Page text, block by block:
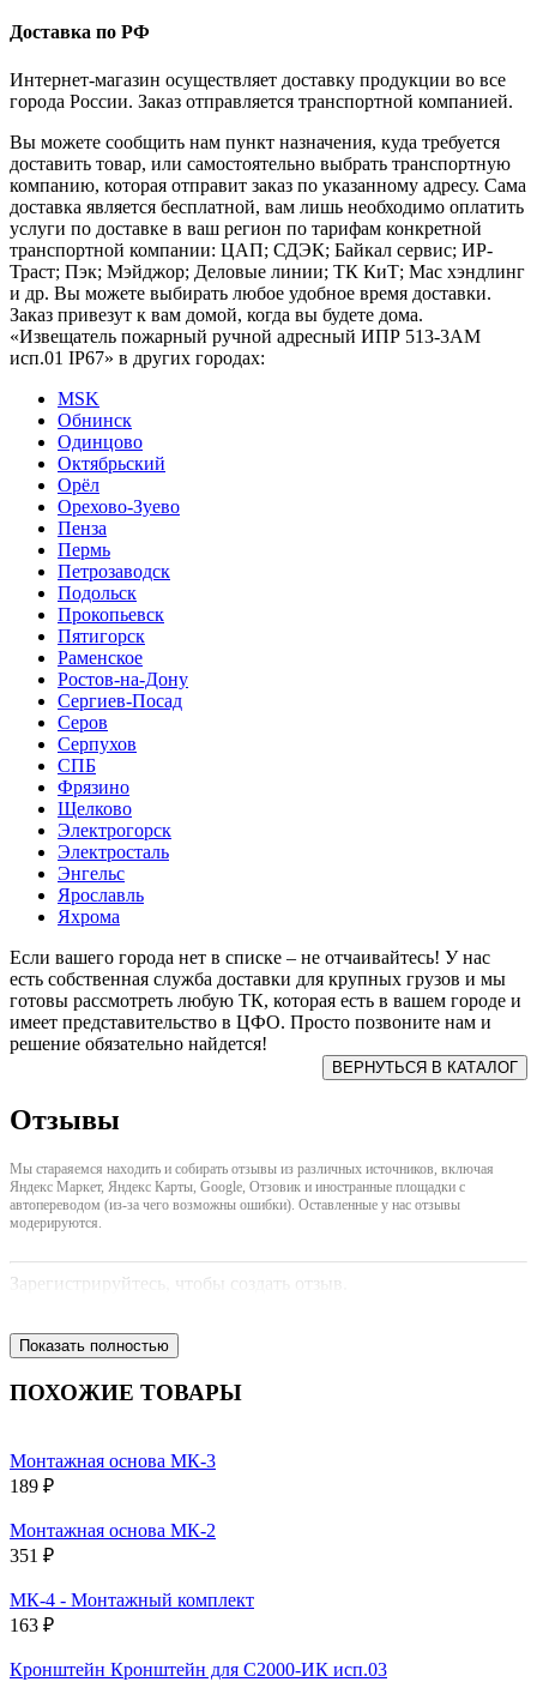
Доставка по РФ
Интернет-магазин осуществляет доставку продукции во все
города России. Заказ отправляется транспортной компанией.
Вы можете сообщить нам пункт назначения, куда требуется
доставить товар, или самостоятельно выбрать транспортную
компанию, которая отправит заказ по указанному адресу. Сама
доставка является бесплатной, вам лишь необходимо оплатить
услуги по доставке в ваш регион по тарифам конкретной
транспортной компании: ЦАП; СДЭК; Байкал сервис; ИР-
Траст; Пэк; Мэйджор; Деловые линии; ТК КиТ; Мас хэндлинг
и др. Вы можете выбирать любое удобное время доставки.
Заказ привезут к вам домой, когда вы будете дома.
«Извещатель пожарный ручной адресный ИПР 513-3АМ
исп.01 IP67» в других городах:
MSK
Обнинск
Одинцово
Октябрьский
Орёл
Орехово-Зуево
Пенза
Пермь
Петрозаводск
Подольск
Прокопьевск
Пятигорск
Раменское
Ростов-на-Дону
Сергиев-Посад
Серов
Серпухов
СПБ
Фрязино
Щелково
Электрогорск
Электросталь
Энгельс
Ярославль
Яхрома
Если вашего города нет в списке – не отчаивайтесь! У нас
есть собственная служба доставки для крупных грузов и мы
готовы рассмотреть любую ТК, которая есть в вашем городе и
имеет представительство в ЦФО. Просто позвоните нам и
решение обязательно найдется!
Отзывы
Мы стараяемся находить и собирать отзывы из различных источников, включая
Яндекс Маркет, Яндекс Карты, Google, Отзовик и иностранные площадки с
автопереводом (из-за чего возможны ошибки). Оставленные у нас отзывы
модерируются.
Зарегистрируйтесь, чтобы создать отзыв.
Показать полностью
ПОХОЖИЕ ТОВАРЫ
Монтажная основа МК-3
189 ₽
Монтажная основа МК-2
351 ₽
МК-4 - Монтажный комплект
163 ₽
Кронштейн Кронштейн для С2000-ИК исп.03